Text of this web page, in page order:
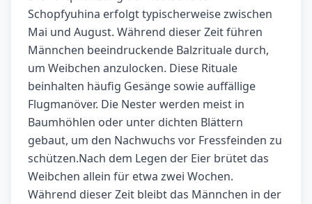
Schopfyuhina erfolgt typischerweise zwischen
Mai und August. Während dieser Zeit führen
Männchen beeindruckende Balzrituale durch,
um Weibchen anzulocken. Diese Rituale
beinhalten häufig Gesänge sowie auffällige
Flugmanöver. Die Nester werden meist in
Baumhöhlen oder unter dichten Blättern
gebaut, um den Nachwuchs vor Fressfeinden zu
schützen.Nach dem Legen der Eier brütet das
Weibchen allein für etwa zwei Wochen.
Während dieser Zeit bleibt das Männchen in der